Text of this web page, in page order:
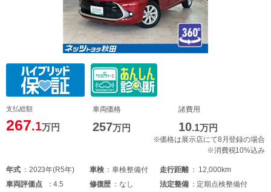
支払総額
267.1万円
車両価格
257万円
諸費用
10.1万円
※価格は展示店にて8月登録の場合
※消費税10%込み
年式 2023年(R5年) 車検 車検整備付 走行距離
12,000km
車両評価点 4.5 修復歴 なし 法定整備
定期点検整備付